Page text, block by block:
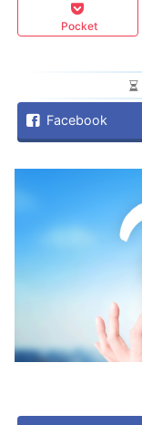
Pocket
Facebook